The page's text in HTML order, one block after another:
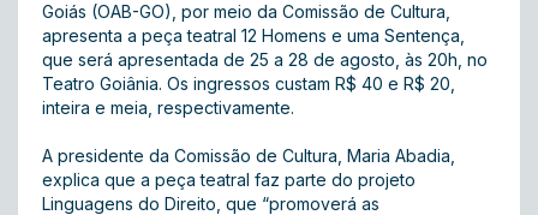
Goiás (OAB-GO), por meio da Comissão de Cultura,
apresenta a peça teatral 12 Homens e uma Sentença,
que será apresentada de 25 a 28 de agosto, às 20h, no
Teatro Goiânia. Os ingressos custam R$ 40 e R$ 20,
inteira e meia, respectivamente.
A presidente da Comissão de Cultura, Maria Abadia,
explica que a peça teatral faz parte do projeto
Linguagens do Direito, que “promoverá as